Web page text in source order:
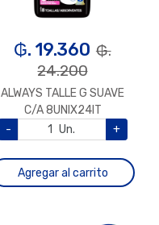
₲. 19.360 ₲.
24.200
ALWAYS TALLE G SUAVE
C/A 8UNIX24IT
-
Un. +
Agregar al carrito